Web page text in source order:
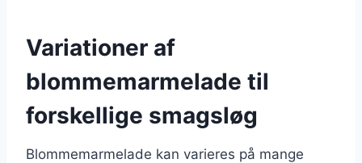
Variationer af
blommemarmelade til
forskellige smagsløg
Blommemarmelade kan varieres på mange